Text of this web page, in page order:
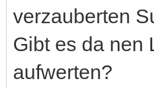
verzauberten
Gibt es da nen
aufwerten?